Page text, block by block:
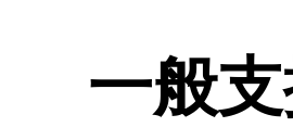
一
一般